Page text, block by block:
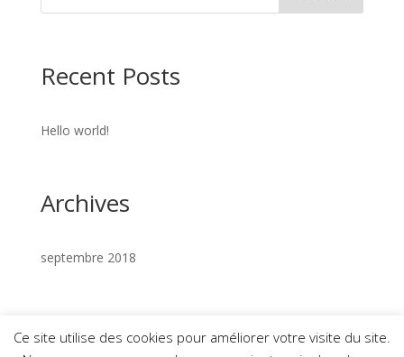
Recent Posts
Hello world!
Archives
septembre 2018
Ce site utilise des cookies pour améliorer votre visite du site.